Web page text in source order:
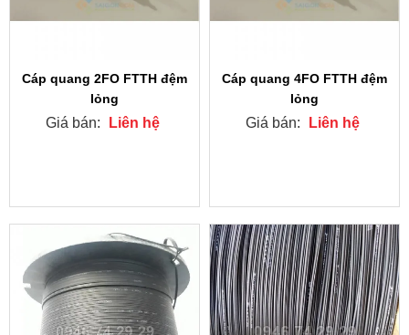
Cáp quang 2FO FTTH đệm
lỏng
Giá bán: Liên hệ
Cáp quang 4FO FTTH đệm
lỏng
Giá bán: Liên hệ